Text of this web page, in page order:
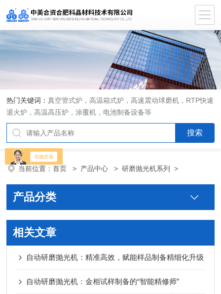
热门关键词：真空管式炉，高温箱式炉，高速震动球磨机，RTP快速
退火炉，高温高压炉，涂覆机，电池制备设备等
当前位置：首页 > 产品中心 >研磨抛光机系列 >
产品分类
相关文章
自动研磨抛光机：精准高效，赋能样品制备精细化升级
自动研磨抛光机：金相试样制备的“智能精修师”